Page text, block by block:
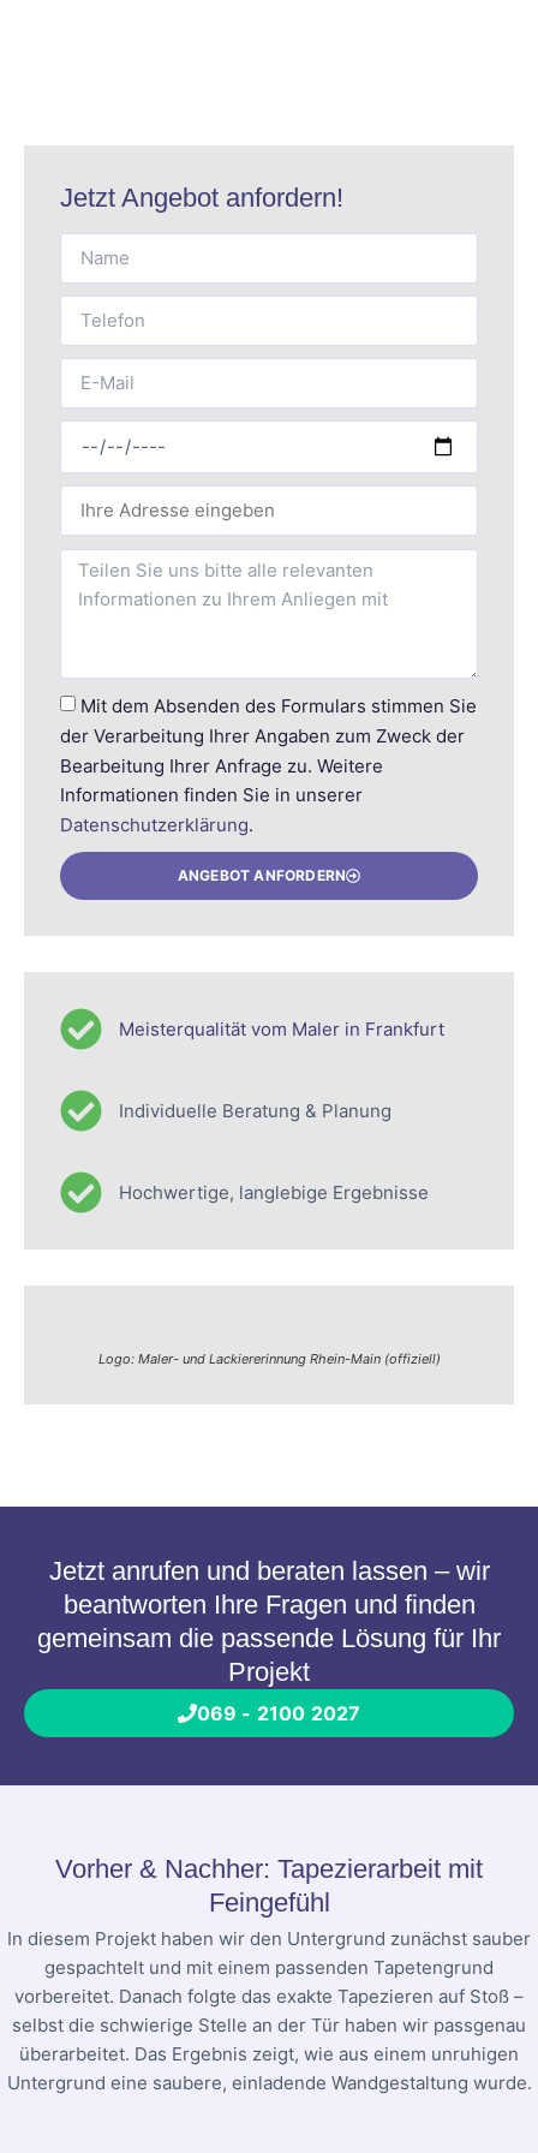
Jetzt Angebot anfordern!
Mit dem Absenden des Formulars stimmen Sie
der Verarbeitung Ihrer Angaben zum Zweck der
Bearbeitung Ihrer Anfrage zu. Weitere
Informationen finden Sie in unserer
Datenschutzerklärung.
ANGEBOT ANFORDERN
Meisterqualität vom Maler in Frankfurt
Individuelle Beratung & Planung
Hochwertige, langlebige Ergebnisse
Logo: Maler- und Lackiererinnung Rhein-Main (offiziell)
Jetzt anrufen und beraten lassen – wir
beantworten Ihre Fragen und finden
gemeinsam die passende Lösung für Ihr
Projekt
069 - 2100 2027
Vorher & Nachher: Tapezierarbeit mit
Feingefühl
In diesem Projekt haben wir den Untergrund zunächst sauber
gespachtelt und mit einem passenden Tapetengrund
vorbereitet. Danach folgte das exakte Tapezieren auf Stoß –
selbst die schwierige Stelle an der Tür haben wir passgenau
überarbeitet. Das Ergebnis zeigt, wie aus einem unruhigen
Untergrund eine saubere, einladende Wandgestaltung wurde.